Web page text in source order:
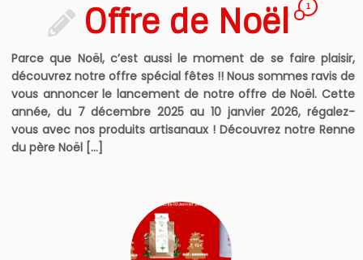
Offre de Noël 1
Parce que Noël, c’est aussi le moment de se faire plaisir,
découvrez notre offre spécial fêtes !! Nous sommes ravis de
vous annoncer le lancement de notre offre de Noël. Cette
année, du 7 décembre 2025 au 10 janvier 2026, régalez-
vous avec nos produits artisanaux ! Découvrez notre Renne
du père Noël […]